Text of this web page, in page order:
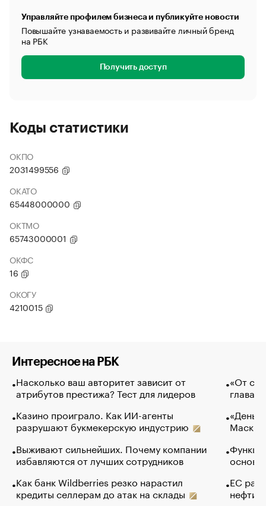
Управляйте профилем бизнеса и публикуйте новости
Повышайте узнаваемость и развивайте личный бренд
на РБК
Получить доступ
Коды статистики
ОКПО
2031499556
ОКАТО
65448000000
ОКТМО
65743000001
ОКФС
16
ОКОГУ
4210015
Интересное на РБК
Насколько ваш авторитет зависит от
атрибутов престижа? Тест для лидеров
Казино проиграло. Как ИИ-агенты
разрушают букмекерскую индустрию
Выживают сильнейших. Почему компании
избавляются от лучших сотрудников
Как банк Wildberries резко нарастил
кредиты селлерам до атак на склады
«От
глава
Маск в
основ
ЕС
нефти